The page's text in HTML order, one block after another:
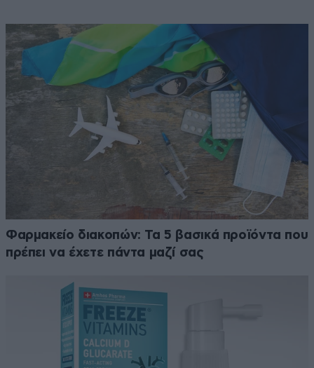
Φαρμακείο διακοπών: Τα 5 βασικά προϊόντα που
πρέπει να έχετε πάντα μαζί σας